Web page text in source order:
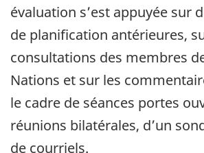
évaluation s’est appuyée sur
de planification antérieures,
consultations des membres
Nations et sur les
le cadre de séances portes
réunions bilatérales, d’un
de courriels.